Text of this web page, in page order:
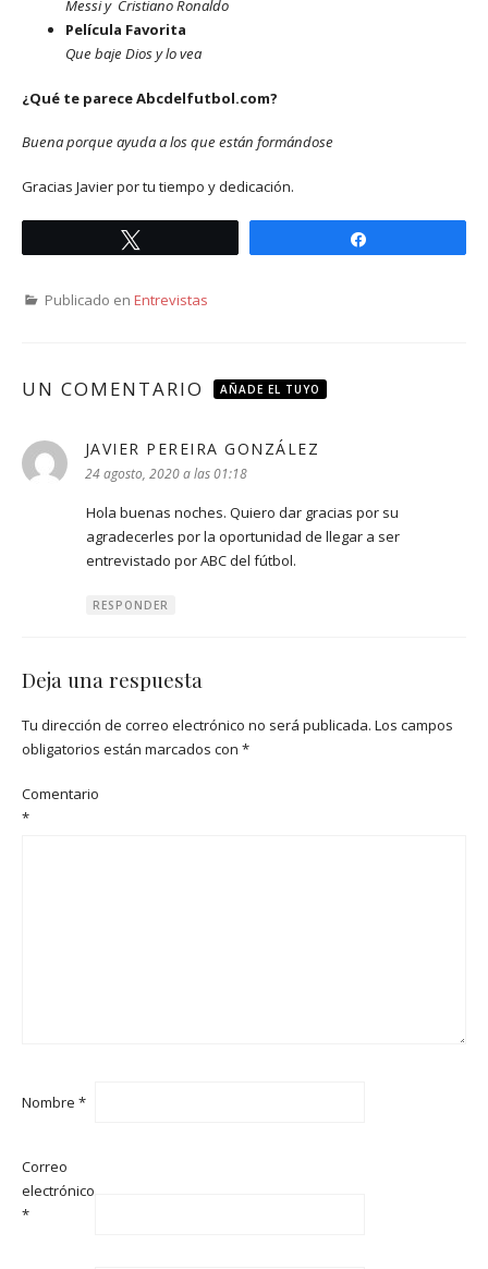
Messi y Cristiano Ronaldo
Película Favorita
Que baje Dios y lo vea
¿Qué te parece Abcdelfutbol.com?
Buena porque ayuda a los que están formándose
Gracias Javier por tu tiempo y dedicación.
Publicado en Entrevistas
UN COMENTARIO AÑADE EL TUYO
JAVIER PEREIRA GONZÁLEZ
24 agosto, 2020 a las 01:18
Hola buenas noches. Quiero dar gracias por su
agradecerles por la oportunidad de llegar a ser
entrevistado por ABC del fútbol.
RESPONDER
Deja una respuesta
Tu dirección de correo electrónico no será publicada. Los campos
obligatorios están marcados con *
Comentario
*
Nombre *
Correo
electrónico
*